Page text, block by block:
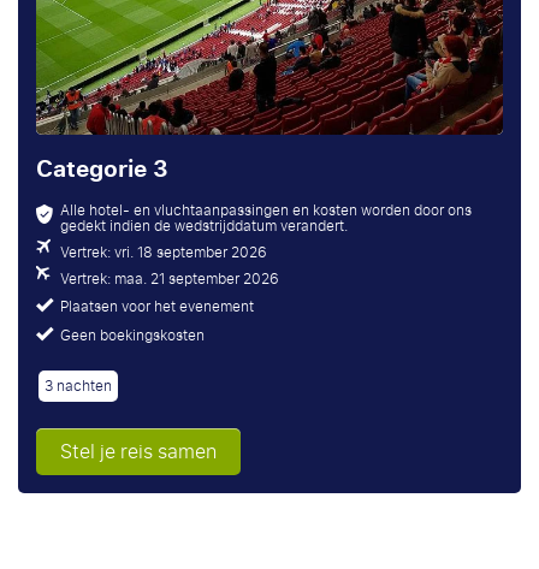
Categorie 3
Alle hotel- en vluchtaanpassingen en kosten worden door ons
gedekt indien de wedstrijddatum verandert.
Vertrek: vri. 18 september 2026
Vertrek: maa. 21 september 2026
Plaatsen voor het evenement
Geen boekingskosten
3 nachten
Stel je reis samen